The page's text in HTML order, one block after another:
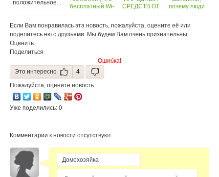
положительное...
бесплатный Wi-
свободных мест
в кафе
СРЕДСТВ ОТ
почему люди
Если Вам понравилась эта новость, пожалуйста, оцените её или
поделитесь ею с друзьями. Мы будем Вам очень признательны.
Оценить
Поделиться
Ошибка!
Это интересно
4
Пожалуйста, оцените новость
Уже поделились: 0
Комментарии к новости отсутствуют